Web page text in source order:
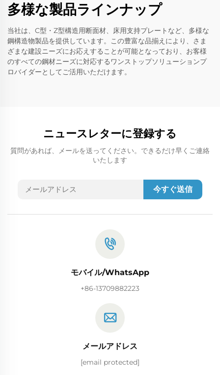
多様な製品ラインナップ
当社は、C型・Z型構造用断面材、床用支持プレートなど、多様な
鋼構造物製品を提供しています。この豊富な品揃えにより、さま
ざまな建設ニーズにお応えすることが可能となっており、お客様
のすべての鋼材ニーズに対応するワンストップソリューションプ
ロバイダーとしてご活用いただけます。
ニュースレターに登録する
質問があれば、メールを送ってください。できるだけ早くご連絡
いたします
今すぐ送信
モバイル/WhatsApp
+86-13709882223
メールアドレス
[email protected]